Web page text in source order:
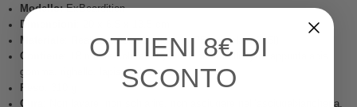
Modello:ExBeardition
Dimensioni
Materiale
: Realizzata con bottiglie in PET riciclate (0,5l)
Contiene
: 18 matite colorate Lyra, 18 pennarelli Lyra, appuntalapis,
gomma, righello, lapis, forbici
Peso
Cura
: Non lavare, non schiarire, non asciugare nell’asciugabiancheria,
OTTIENI 8€ DI
SCONTO